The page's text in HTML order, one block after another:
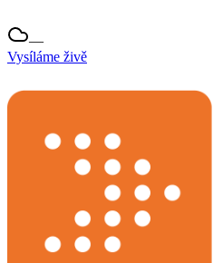
—
Vysíláme živě